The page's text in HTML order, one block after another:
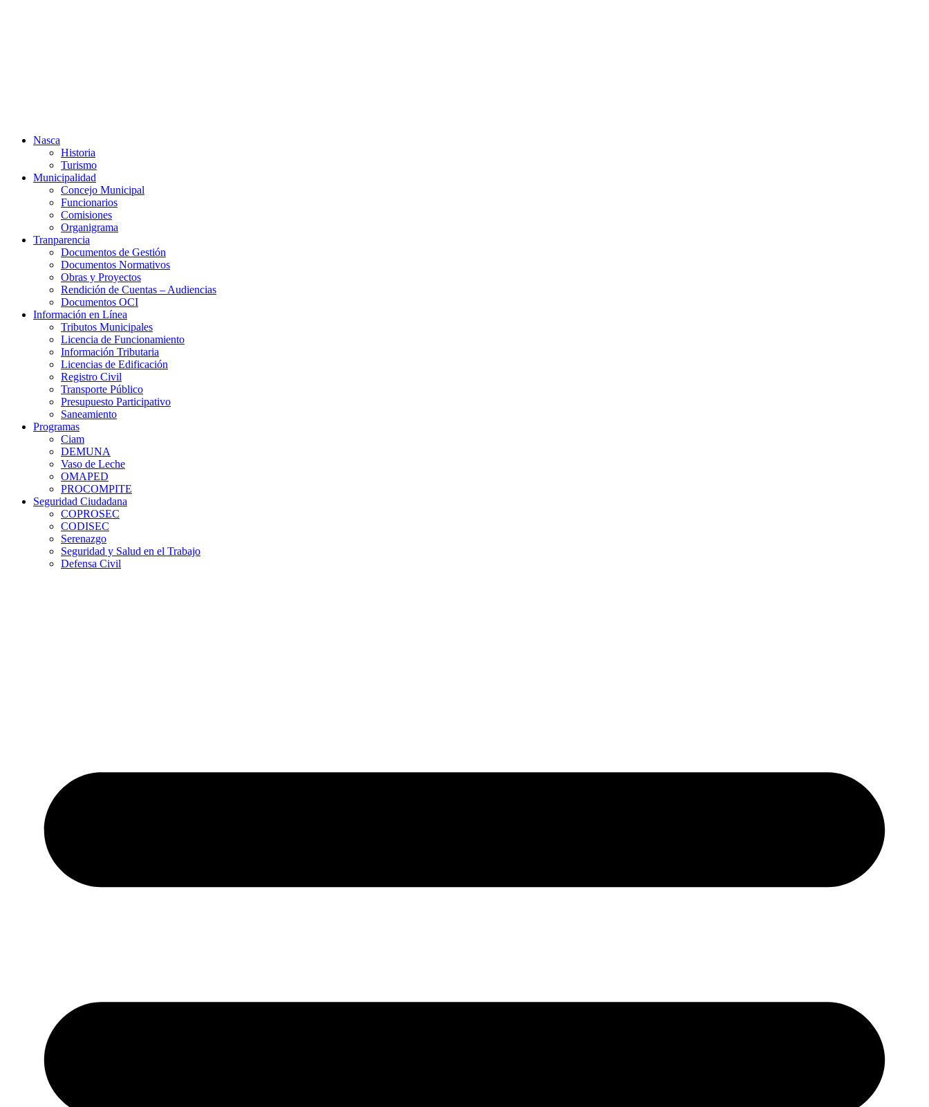
Nasca
Historia
Turismo
Municipalidad
Concejo Municipal
Funcionarios
Comisiones
Organigrama
Tranparencia
Documentos de Gestión
Documentos Normativos
Obras y Proyectos
Rendición de Cuentas – Audiencias
Documentos OCI
Información en Línea
Tributos Municipales
Licencia de Funcionamiento
Información Tributaria
Licencias de Edificación
Registro Civil
Transporte Público
Presupuesto Participativo
Saneamiento
Programas
Ciam
DEMUNA
Vaso de Leche
OMAPED
PROCOMPITE
Seguridad Ciudadana
COPROSEC
CODISEC
Serenazgo
Seguridad y Salud en el Trabajo
Defensa Civil